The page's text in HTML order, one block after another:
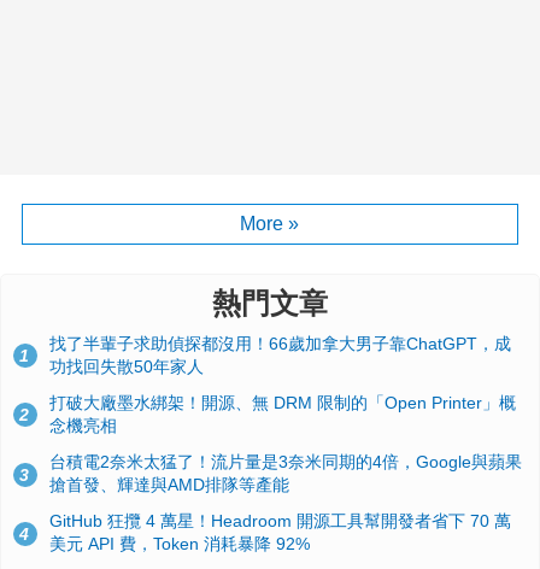
More »
熱門文章
1
找了半輩子求助偵探都沒用！66歲加拿大男子靠ChatGPT，成
功找回失散50年家人
2
打破大廠墨水綁架！開源、無 DRM 限制的「Open Printer」概
念機亮相
3
台積電2奈米太猛了！流片量是3奈米同期的4倍，Google與蘋果
搶首發、輝達與AMD排隊等產能
4
GitHub 狂攬 4 萬星！Headroom 開源工具幫開發者省下 70 萬
美元 API 費，Token 消耗暴降 92%